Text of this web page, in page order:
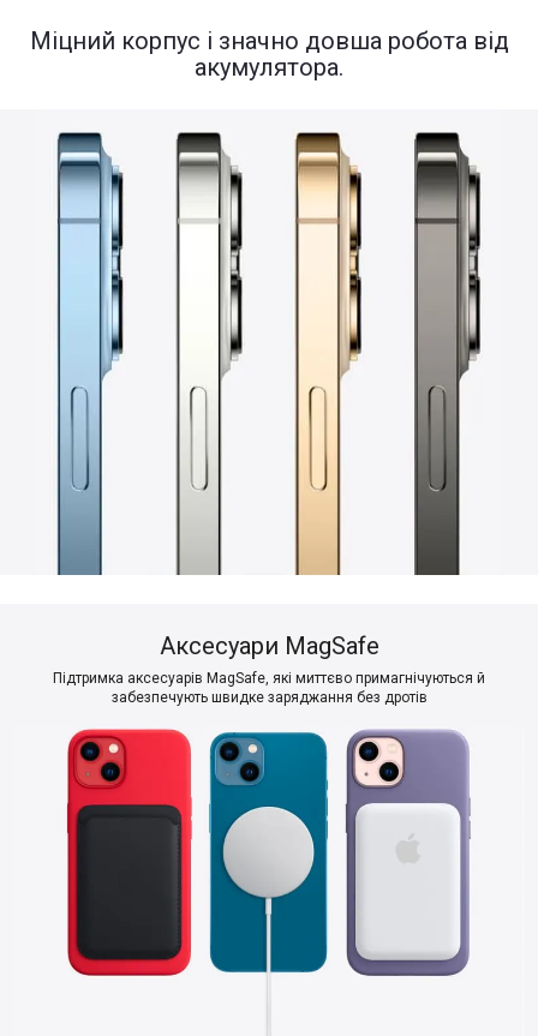
Міцний корпус і значно довша робота від
акумулятора.
Аксесуари MagSafe
Підтримка аксесуарів MagSafe, які миттєво примагнічуються й
забезпечують швидке заряджання без дротів